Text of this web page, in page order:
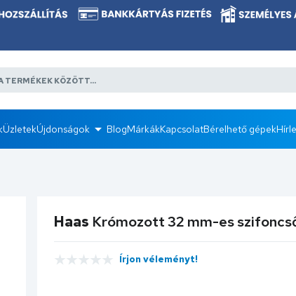
ÜzletekÚjdonságok BlogMárkákKapcsolatBérelhető gépek
Haas Krómozott 32 mm-es
Írjon véleményt!